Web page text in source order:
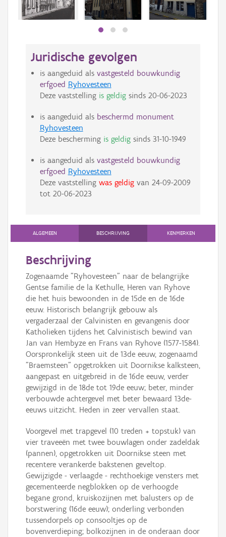
Juridische gevolgen
is aangeduid als vastgesteld bouwkundig
erfgoed Ryhovesteen
Deze vaststelling is geldigsinds 20-06-2023
is aangeduid als beschermd monument
Ryhovesteen
Deze bescherming is geldigsinds 31-10-1949
is aangeduid als vastgesteld bouwkundig
erfgoed Ryhovesteen
Deze vaststelling was geldigvan 24-09-2009
tot 20-06-2023
ALGEMEEN BESCHRIJVING KENMERKEN
Beschrijving
Zogenaamde "Ryhovesteen" naar de belangrijke
Gentse familie de la Kethulle, Heren van Ryhove
die het huis bewoonden in de 15de en de 16de
eeuw. Historisch belangrijk gebouw als
vergaderzaal der Calvinisten en gevangenis door
Katholieken tijdens het Calvinistisch bewind van
Jan van Hembyze en Frans van Ryhove (1577-1584).
Oorspronkelijk steen uit de 13de eeuw, zogenaamd
"Braemsteen" opgetrokken uit Doornikse kalksteen,
aangepast en uitgebreid in de 16de eeuw, verder
gewijzigd in de 18de tot 19de eeuw; beter, minder
verbouwde achtergevel met beter bewaard 13de-
eeuws uitzicht. Heden in zeer vervallen staat.
Voorgevel met trapgevel (10 treden + topstuk) van
vier traveeën met twee bouwlagen onder zadeldak
(pannen), opgetrokken uit Doornikse steen met
recentere verankerde bakstenen geveltop.
Gewijzigde - verlaagde - rechthoekige vensters met
gecementeerde negblokken op de verhoogde
begane grond, kruiskozijnen met balusters op de
borstwering (16de eeuw); onderling verbonden
tussendorpels op consooltjes op de
bovenverdieping; bolkozijnen in de onderaan door